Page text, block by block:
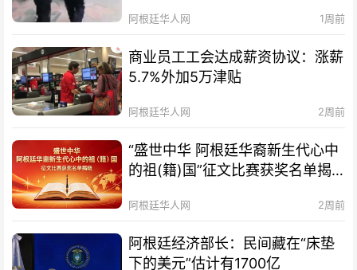
阿根廷华人网 1周前
商业员工工会达成薪资协议：涨薪
5.7%外加5万津贴
阿根廷华人网 2周前
“盛世中华 阿根廷华裔新生代心中
的祖(籍)国”征文比赛获奖名单揭
阿根廷华人网 2周前
阿根廷经济部长：民间藏在“床垫
下的美元”估计有1700亿